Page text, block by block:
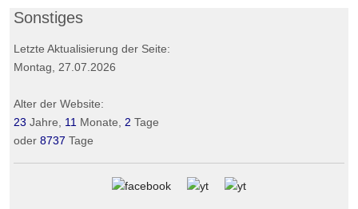
Sonstiges
Letzte Aktualisierung der Seite:
Montag, 27.07.2026
Alter der Website:
23 Jahre, 11 Monate, 2 Tage
oder 8737 Tage